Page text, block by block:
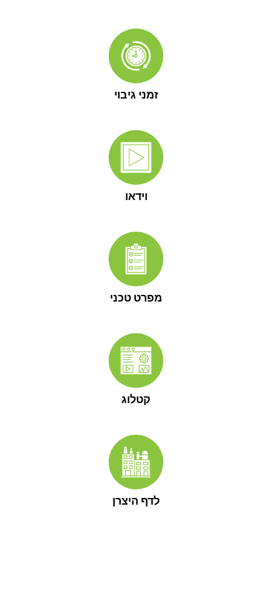
זמני גיבוי
וידאו
מפרט טכני
קטלוג
לדף היצרן